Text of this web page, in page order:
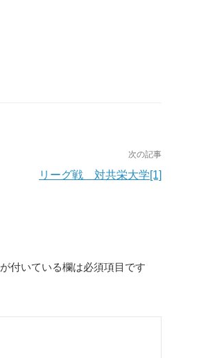
次の記事
リーグ戦 対共栄大学[1]
が付いている欄は必須項目です